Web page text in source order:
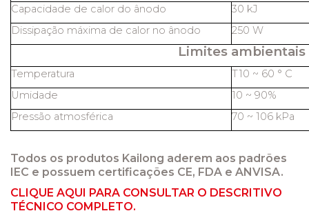
Capacidade de calor do ânodo
30 kJ
Dissipação máxima de calor no ânodo
250 W
Limites ambientais
Temperatura
T10 ~ 60 ° C
Umidade
10 ~ 90%
Pressão atmosférica
70 ~ 106 kPa
Todos os produtos Kailong aderem aos padrões
IEC e possuem certificações CE, FDA e ANVISA.
CLIQUE AQUI PARA CONSULTAR O DESCRITIVO
TÉCNICO COMPLETO.